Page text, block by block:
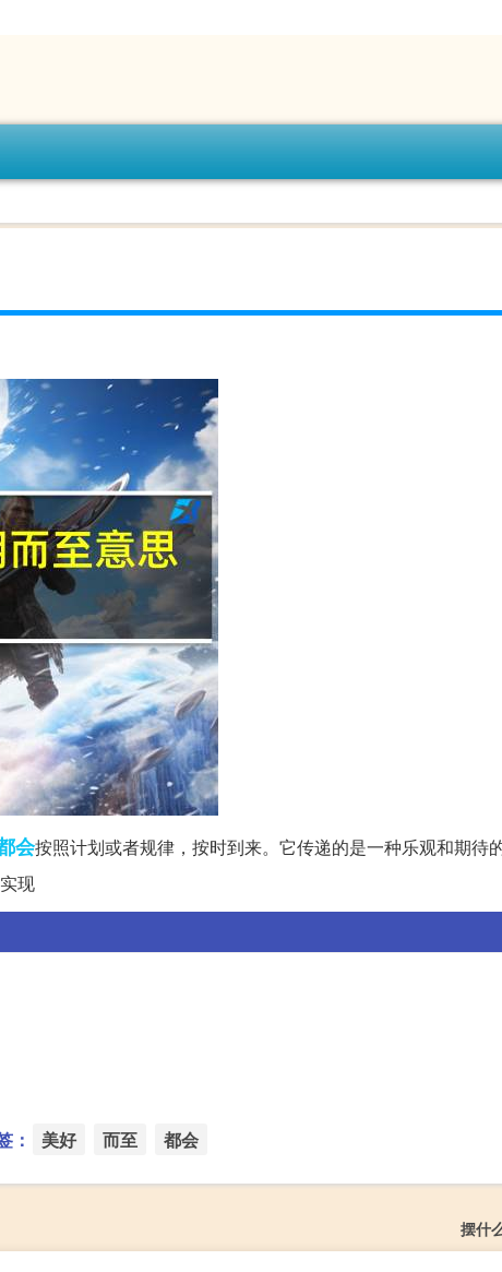
会按照计划或者规律，按时到来。它传递的是一种乐观和期待
现
： 美好 而至 都会
摆什